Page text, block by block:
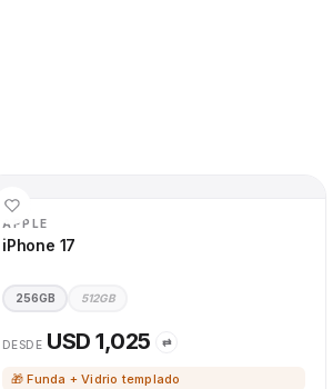
APPLE
iPhone 17
256GB 512GB
DESDE USD 1,025 ⇄
🎁 Funda + Vidrio templado